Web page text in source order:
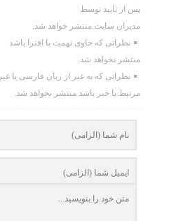
پس از تایید توسط
مدیران سایت منتشر خواهد شد.
نظراتی که حاوی تهمت یا افترا باشد
منتشر نخواهد شد.
نظراتی که به غیر از زبان فارسی یا غیر
مرتبط با خبر باشد منتشر نخواهد شد.